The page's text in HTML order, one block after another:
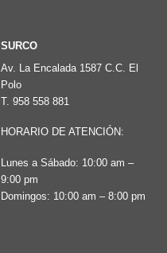
SURCO
Av. La Encalada 1587 C.C. El
Polo
T. 958 558 881
HORARIO DE ATENCIÓN:
Lunes a Sábado: 10:00 am –
9:00 pm
Domingos: 10:00 am – 8:00 pm